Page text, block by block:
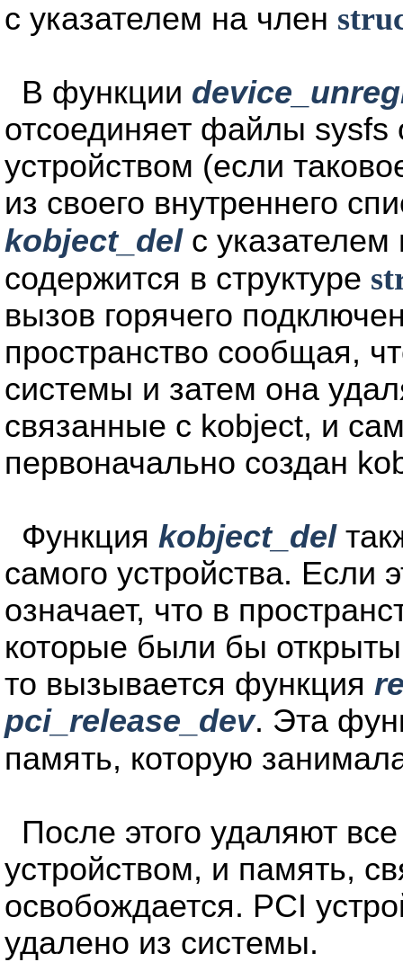
с указателем на член
В функции
отсоединяет файлы sysfs
устройством (если
из своего внутреннего
kobject_delс
содержится в структуре
вызов горячего
пространство сообщая,
системы и затем она
связанные с kobject, и
первоначально создан
Функция kobject_del
самого устройства. Если
означает, что в
которые были бы
то вызывается функция
pci_release_dev. Эта
память, которую
После этого удаляют
устройством, и память,
освобождается. PCI
удалено из системы.